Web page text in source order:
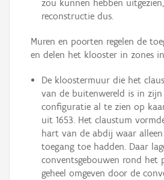
zou kunnen hebben
reconstructie dus.
Muren en poorten regelen de
en delen het klooster in zones
De kloostermuur die het
van de buitenwereld is in
configuratie al te zien op
uit 1653. Het claustum
hart van de abdij waar
toegang toe hadden. Daar
conventsgebouwen rond het
geheel omgeven door de